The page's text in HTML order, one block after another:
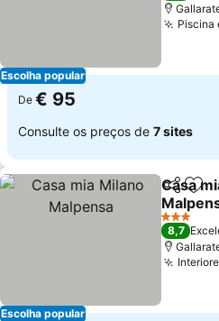
Escolha popular
Piscina
De € 95
Consulte os preços de 7 sites
Escolha popular
Partilhar
Casa
Ver
3 Estrelas
8,7